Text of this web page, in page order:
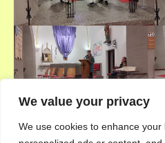
We value your privacy
We use cookies to enhance